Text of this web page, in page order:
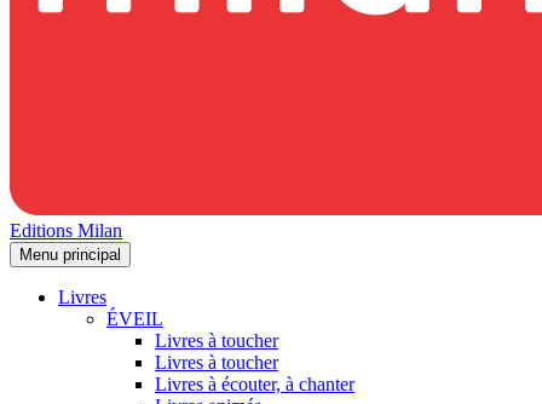
Editions Milan
Menu principal
Livres
ÉVEIL
Livres à toucher
Livres à toucher
Livres à écouter, à chanter